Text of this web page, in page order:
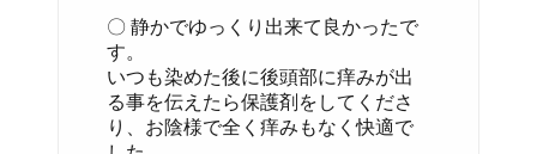
〇 静かでゆっくり出来て良かったで
す。
いつも染めた後に後頭部に痒みが出
る事を伝えたら保護剤をしてくださ
り、お陰様で全く痒みもなく快適で